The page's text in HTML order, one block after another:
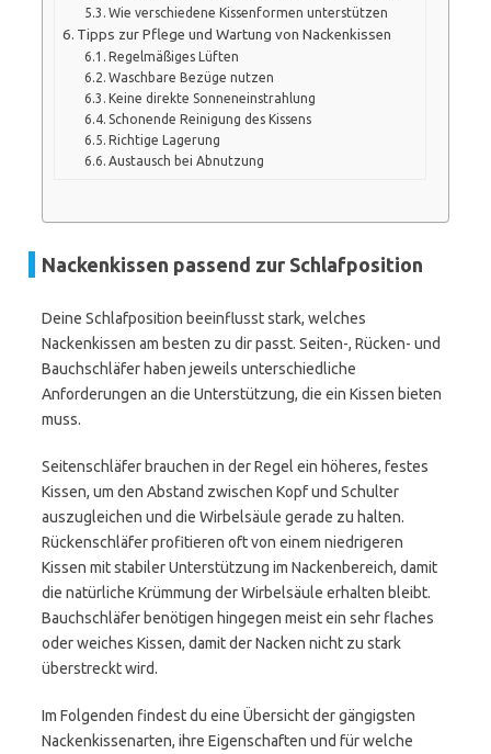
Wie verschiedene Kissenformen unterstützen
Tipps zur Pflege und Wartung von Nackenkissen
Regelmäßiges Lüften
Waschbare Bezüge nutzen
Keine direkte Sonneneinstrahlung
Schonende Reinigung des Kissens
Richtige Lagerung
Austausch bei Abnutzung
Nackenkissen passend zur Schlafposition
Deine Schlafposition beeinflusst stark, welches
Nackenkissen am besten zu dir passt. Seiten-, Rücken- und
Bauchschläfer haben jeweils unterschiedliche
Anforderungen an die Unterstützung, die ein Kissen bieten
muss.
Seitenschläfer brauchen in der Regel ein höheres, festes
Kissen, um den Abstand zwischen Kopf und Schulter
auszugleichen und die Wirbelsäule gerade zu halten.
Rücken­schläfer profitieren oft von einem niedrigeren
Kissen mit stabiler Unterstützung im Nackenbereich, damit
die natürliche Krümmung der Wirbelsäule erhalten bleibt.
Bauchschläfer benötigen hingegen meist ein sehr flaches
oder weiches Kissen, damit der Nacken nicht zu stark
überstreckt wird.
Im Folgenden findest du eine Übersicht der gängigsten
Nackenkissenarten, ihre Eigenschaften und für welche